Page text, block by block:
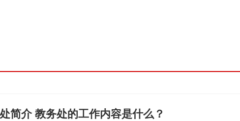
简介 教务处的工作内容是什么？